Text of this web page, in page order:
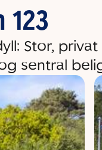
Stor,
sentral